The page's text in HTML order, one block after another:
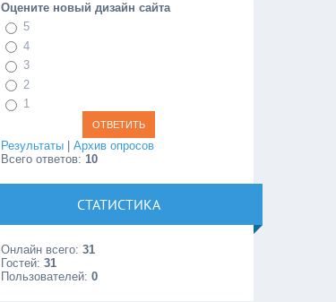
Оцените новый дизайн сайта
5
4
3
2
1
Результаты |Архив опросов
Всего ответов: 10
СТАТИСТИКА
Онлайн всего:31
Гостей:31
Пользователей:0